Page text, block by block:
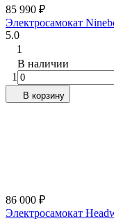
85 990 ₽
Электросамокат
5.0
1
В наличии
1
В корзину
86 000 ₽
Электросамокат